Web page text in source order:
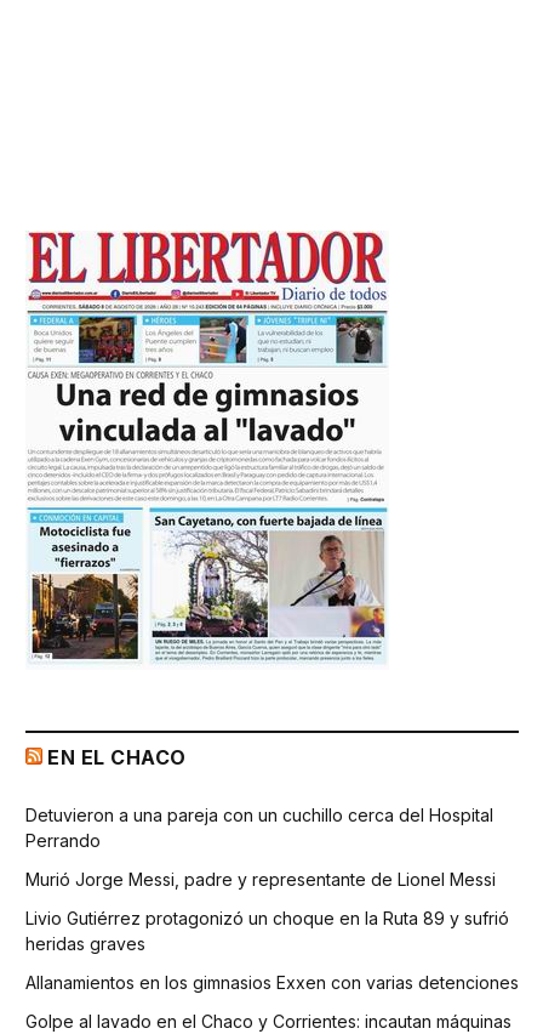
EN EL CHACO
Detuvieron a una pareja con un cuchillo cerca del Hospital
Perrando
Murió Jorge Messi, padre y representante de Lionel Messi
Livio Gutiérrez protagonizó un choque en la Ruta 89 y sufrió
heridas graves
Allanamientos en los gimnasios Exxen con varias detenciones
Golpe al lavado en el Chaco y Corrientes: incautan máquinas